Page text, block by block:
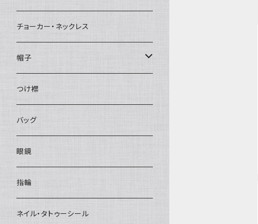
チョーカー・ネックレス
帽子
ベレー帽
つけ襟
バッグ
眼鏡
指輪
ネイル・タトゥーシール